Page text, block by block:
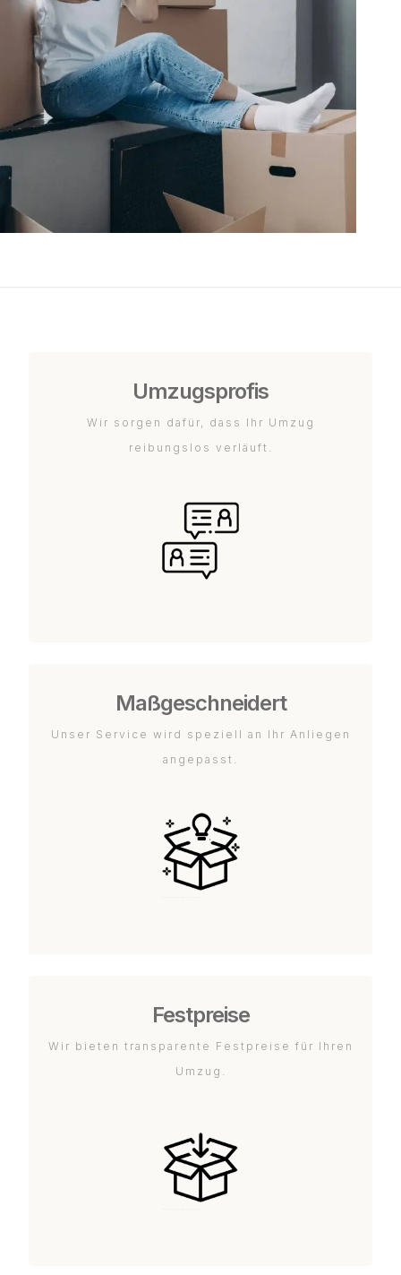
Umzugsprofis
Wir sorgen dafür, dass Ihr Umzug
reibungslos verläuft.
Maßgeschneidert
Unser Service wird speziell an Ihr Anliegen
angepasst.
Festpreise
Wir bieten transparente Festpreise für Ihren
Umzug.